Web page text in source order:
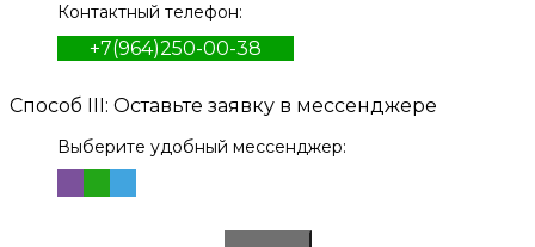
Контактный телефон:
+7(964)250-00-38
Способ III: Оставьте заявку в мессенджере
Выберите удобный мессенджер: